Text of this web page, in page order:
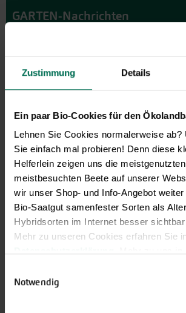
Zustimmung Details
Ein paar Bio-Cookies für den
Lehnen Sie Cookies normalerweise ab?
Sie einfach mal probieren! Denn diese
Helferlein zeigen uns die
meistbesuchten Beete auf unserer
wir unser Shop- und Info-Angebot
Bio-Saatgut samenfester Sorten als
Hybridsorten im Internet besser
Mehr zu unseren Cookies erfahren Sie
Sie können Ihre Einwilligung unter dem
Notwendig
GARTEN-Nachrichten
Mit den GARTEN-
erhalten Sie
Ihren
Artischocke